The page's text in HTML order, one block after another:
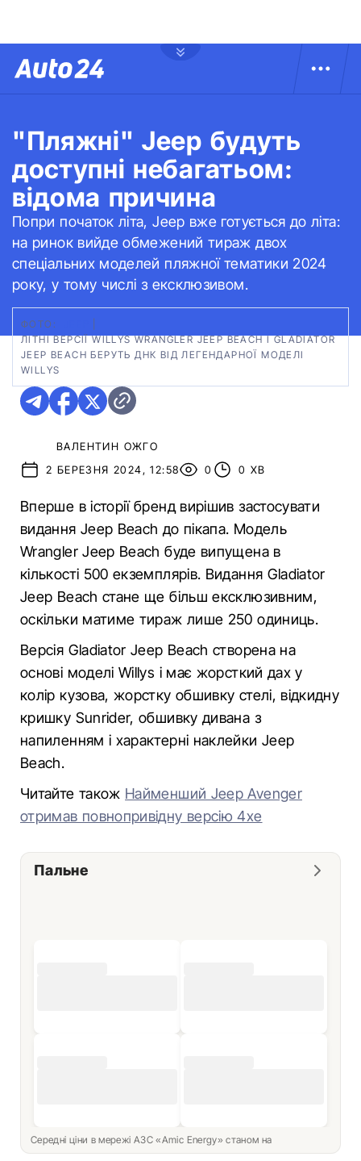
"Пляжні" Jeep будуть
доступні небагатьом:
відома причина
Попри початок літа, Jeep вже готується до літа:
на ринок вийде обмежений тираж двох
спеціальних моделей пляжної тематики 2024
року, у тому числі з ексклюзивом.
ФОТО:
ЛІТНІ ВЕРСІЇ WILLYS WRANGLER JEEP BEACH І GLADIATOR
JEEP BEACH БЕРУТЬ ДНК ВІД ЛЕГЕНДАРНОЇ МОДЕЛІ
WILLYS
ВАЛЕНТИН ОЖГО
2 БЕРЕЗНЯ 2024, 12:58
0 0 ХВ
Вперше в історії бренд вирішив застосувати
видання Jeep Beach до пікапа. Модель
Wrangler Jeep Beach буде випущена в
кількості 500 екземплярів. Видання Gladiator
Jeep Beach стане ще більш ексклюзивним,
оскільки матиме тираж лише 250 одиниць.
Версія Gladiator Jeep Beach створена на
основі моделі Willys і має жорсткий дах у
колір кузова, жорстку обшивку стелі, відкидну
кришку Sunrider, обшивку дивана з
напиленням і характерні наклейки Jeep
Beach.
Читайте також Найменший Jeep Avenger
отримав повнопривідну версію 4xe
Пальне
Середні ціни в мережі АЗС «Amic Energy» станом на